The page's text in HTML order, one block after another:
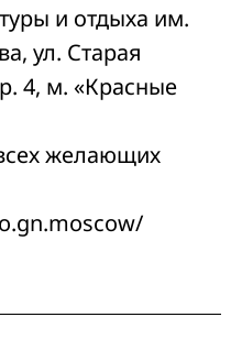
и отдыха им.
ул. Старая
4, м. «Красные
желающих